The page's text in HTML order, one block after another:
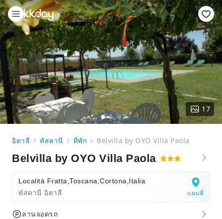
17
อิตาลี ทัสคานี ที่พัก Belvilla by OYO Villa Paola
Belvilla by OYO Villa Paola
Località Fratta,Toscana,Cortona,Italia
ทัสคานี อิตาลี
แผนที่
ลานจอดรถ